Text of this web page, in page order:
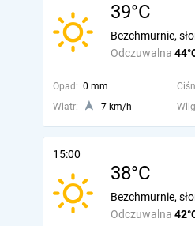
39°C
Odczuwalna
Bezchmurnie,
Opad: 0 mm
Wiatr:
7 km/h
15:00
38°C
Odczuwalna
Bezchmurnie,